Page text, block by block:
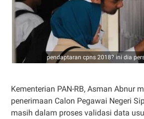
pendaptaran cpns 2018? ini dia
Kementerian PAN-RB, Asman Abnur
penerimaan Calon Pegawai Negeri
masih dalam proses validasi data